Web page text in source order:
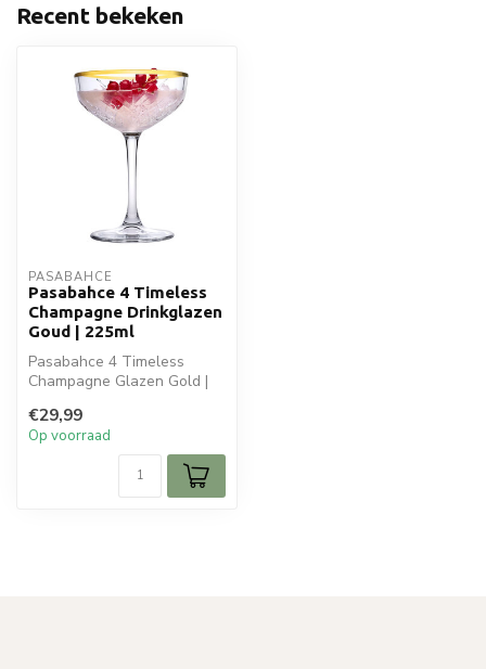
Recent bekeken
PASABAHCE
Pasabahce 4 Timeless
Champagne Drinkglazen
Goud | 225ml
Pasabahce 4 Timeless
Champagne Glazen Gold |
glaswaren...
€29,99
Op voorraad